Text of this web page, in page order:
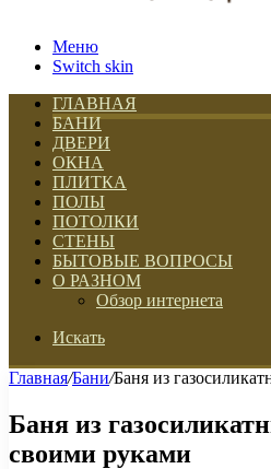
Меню
Switch skin
ГЛАВНАЯ
БАНИ
ДВЕРИ
ОКНА
ПЛИТКА
ПОЛЫ
ПОТОЛКИ
СТЕНЫ
БЫТОВЫЕ ВОПРОСЫ
О РАЗНОМ
Обзор интернета
Искать
Главная/Бани/Баня из
Баня из
своими руками